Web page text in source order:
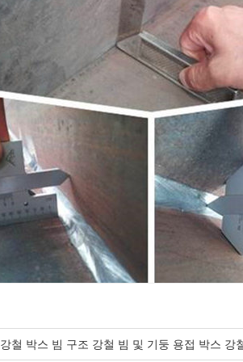
강철 박스 빔 구조 강철 빔 및 기둥 용접 박스 강